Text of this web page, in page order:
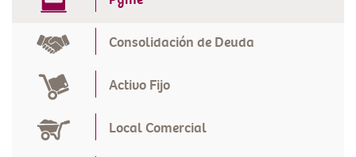
Consolidación de Deuda
Activo Fijo
Local Comercial